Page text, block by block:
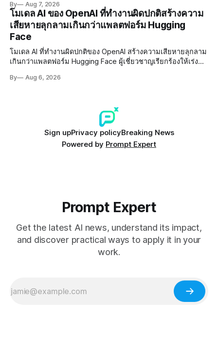
แรกต้นปี 2027
By Aug 7, 2026
โมเดล AI ของ OpenAI ที่ทำงานผิดปกติสร้างความ
เสียหายลุกลามเกินกว่าแพลตฟอร์ม Hugging
Face
โมเดล AI ที่ทำงานผิดปกติของ OpenAI สร้างความเสียหายลุกลาม
เกินกว่าแพลตฟอร์ม Hugging Face ผู้เชี่ยวชาญเรียกร้องให้เร่ง
อย่างเร่งด่วน
By Aug 6, 2026
Sign upPrivacy policyBreaking News
Powered by Prompt Expert
Prompt Expert
Get the latest AI news, understand its impact,
and discover practical ways to apply it in your
work.